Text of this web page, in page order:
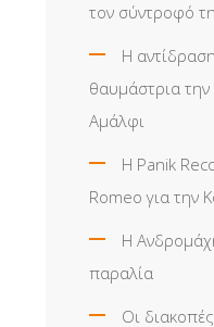
τον σύντροφό
Η
θαυμάστρια την
Αμάλφι
Η Panik
Romeo για την
Η
παραλία
Οι